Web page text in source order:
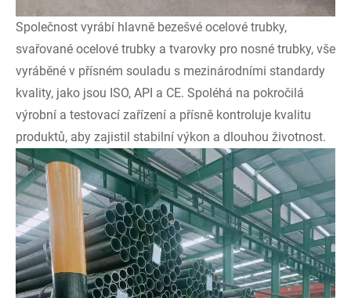
Společnost vyrábí hlavně bezešvé ocelové trubky,
svařované ocelové trubky a tvarovky pro nosné trubky, vše
vyráběné v přísném souladu s mezinárodními standardy
kvality, jako jsou ISO, API a CE. Spoléhá na pokročilá
výrobní a testovací zařízení a přísně kontroluje kvalitu
produktů, aby zajistil stabilní výkon a dlouhou životnost.